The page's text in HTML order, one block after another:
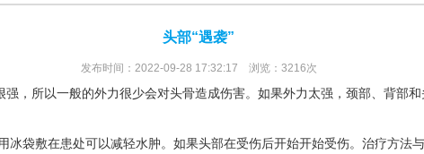
头部“遇袭”
发布时间：2022-09-28 17:32:17 浏览：3216次
强，所以一般的外力很少会对头骨造成伤害。如果外力太强，颈部、背部
冰袋敷在患处可以减轻水肿。如果头部在受伤后开始开始受伤。治疗方法